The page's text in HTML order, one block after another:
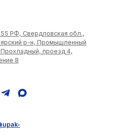
Пользовательское
данных